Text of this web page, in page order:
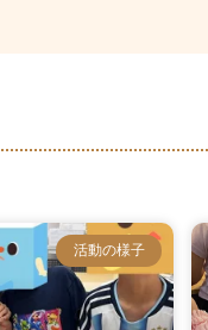
活動の様子